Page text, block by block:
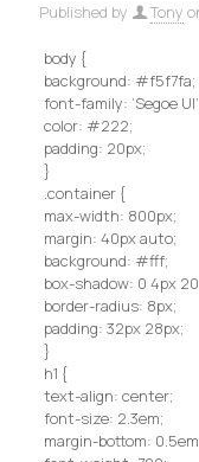
Published by Tony
body {
background: #f5f7fa;
font-family: ‘Segoe
color: #222;
padding: 20px;
}
.container {
max-width: 800px;
margin: 40px auto;
background: #fff;
box-shadow: 0 4px
border-radius: 8px;
padding: 32px 28px;
}
h1 {
text-align: center;
font-size: 2.3em;
margin-bottom: